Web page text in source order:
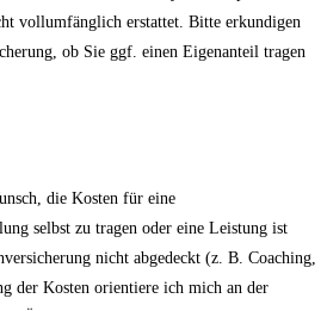
vollumfänglich erstattet. Bitte erkundigen
ob Sie ggf. einen Eigenanteil tragen
die Kosten für eine
selbst zu tragen oder eine Leistung ist
nicht abgedeckt (z. B. Coaching,
der Kosten orientiere ich mich an der